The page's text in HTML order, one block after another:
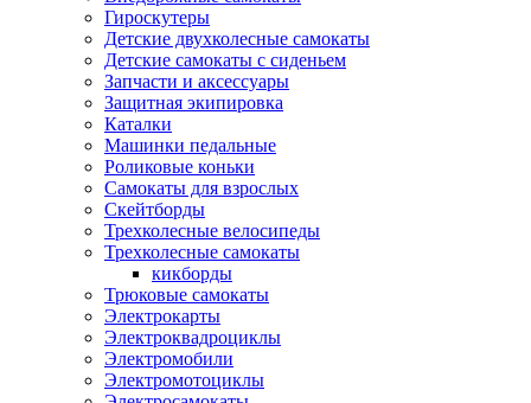
Гироскутеры
Детские двухколесные самокаты
Детские самокаты с сиденьем
Запчасти и аксессуары
Защитная экипировка
Каталки
Машинки педальные
Роликовые коньки
Самокаты для взрослых
Скейтборды
Трехколесные велосипеды
Трехколесные самокаты
кикборды
Трюковые самокаты
Электрокарты
Электроквадроциклы
Электромобили
Электромотоциклы